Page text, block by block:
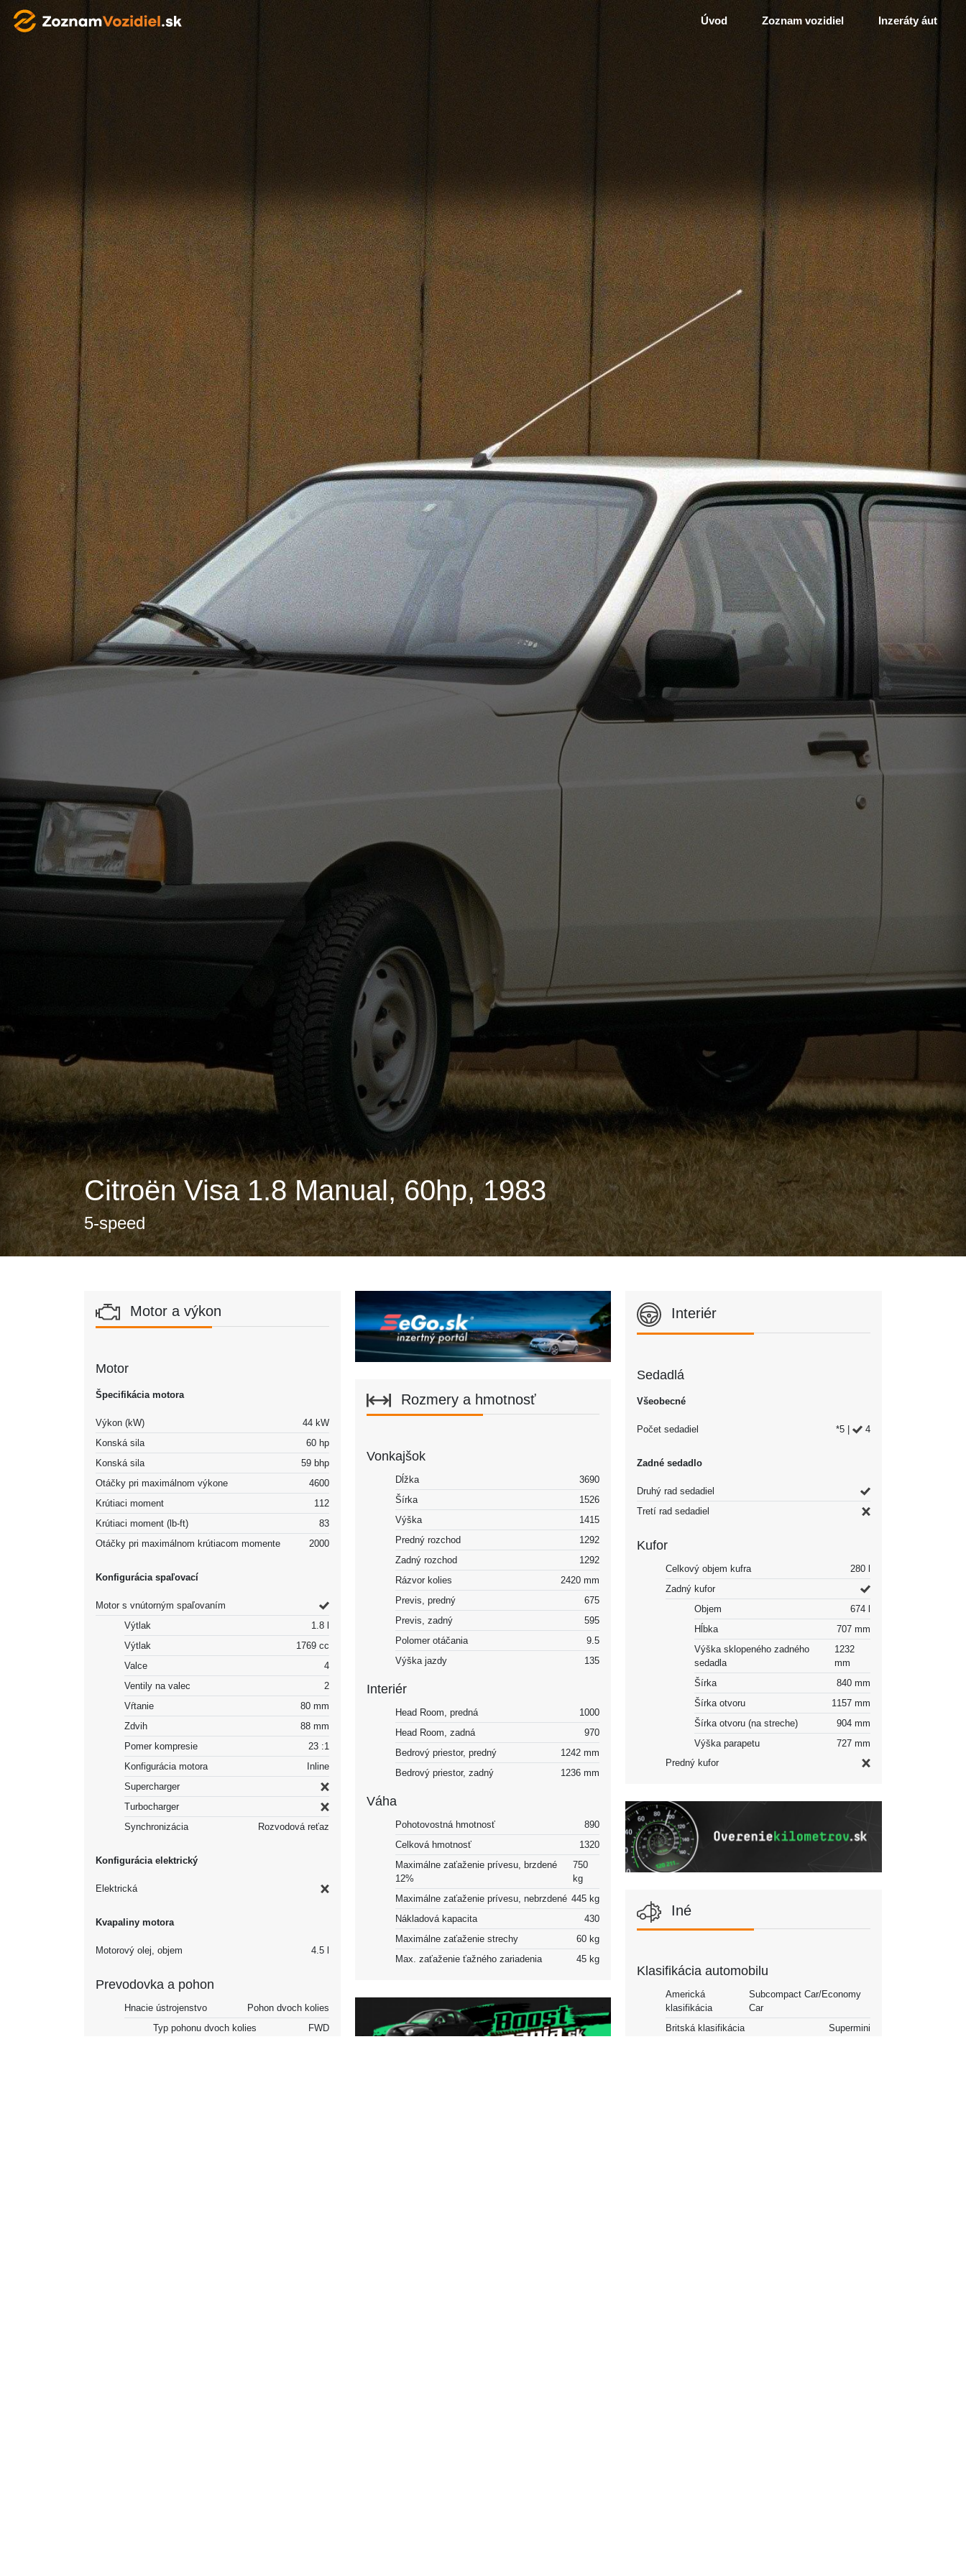
Úvod Zoznam vozidiel Inzeráty áut
Citroën Visa 1.8 Manual, 60hp, 1983
5-speed
Motor a výkon
Motor
Špecifikácia motora
Výkon (kW)
44 kW
Konská sila
60 hp
Konská sila
59 bhp
Otáčky pri maximálnom výkone
4600
Krútiaci moment
112
Krútiaci moment (lb-ft)
83
Otáčky pri maximálnom krútiacom momente
2000
Konfigurácia spaľovací
Motor s vnútorným spaľovaním
Výtlak
1.8 l
Výtlak
1769 cc
Valce
4
Ventily na valec
2
Vŕtanie
80 mm
Zdvih
88 mm
Pomer kompresie
23 :1
Konfigurácia motora
Inline
Supercharger
Turbocharger
Synchronizácia
Rozvodová reťaz
Konfigurácia elektrický
Elektrická
Kvapaliny motora
Motorový olej, objem 4.5 l
Prevodovka a pohon
Hnacie ústrojenstvo
Pohon dvoch kolies
Typ pohonu dvoch kolies
FWD
Rozmery a hmotnosť
Vonkajšok
Dĺžka
3690
Šírka
1526
Výška
1415
Predný rozchod
1292
Zadný rozchod
1292
Rázvor kolies
2420 mm
Previs, predný
675
Previs, zadný
595
Polomer otáčania
9.5
Výška jazdy
135
Interiér
Head Room, predná
1000
Head Room, zadná
970
Bedrový priestor, predný
1242 mm
Bedrový priestor, zadný
1236 mm
Váha
Pohotovostná hmotnosť
890
Celková hmotnosť
1320
Maximálne zaťaženie prívesu, brzdené
12%
750
kg
Maximálne zaťaženie prívesu, nebrzdené 445 kg
Nákladová kapacita
430
Maximálne zaťaženie strechy
60 kg
Max. zaťaženie ťažného zariadenia
45 kg
Interiér
Sedadlá
Všeobecné
Počet sedadiel 4
Zadné sedadlo
Druhý rad sedadiel
Tretí rad sedadiel
Kufor
Celkový objem kufra
280 l
Zadný kufor
Objem
674 l
Hĺbka
707 mm
Výška sklopeného zadného
sedadla
1232
mm
Šírka
840 mm
Šírka otvoru
1157 mm
Šírka otvoru (na streche)
904 mm
Výška parapetu
727 mm
Predný kufor
Iné
Klasifikácia automobilu
Americká
klasifikácia
Subcompact Car/Economy
Car
Britská klasifikácia
Supermini